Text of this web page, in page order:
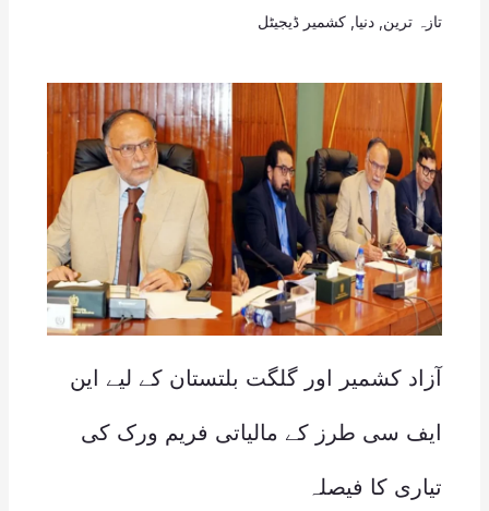
تازہ ترین دنیا کشمیر ڈیجیٹل
آزاد کشمیر اور گلگت بلتستان کے لیے این
ایف سی طرز کے مالیاتی فریم ورک کی
تیاری کا فیصلہ